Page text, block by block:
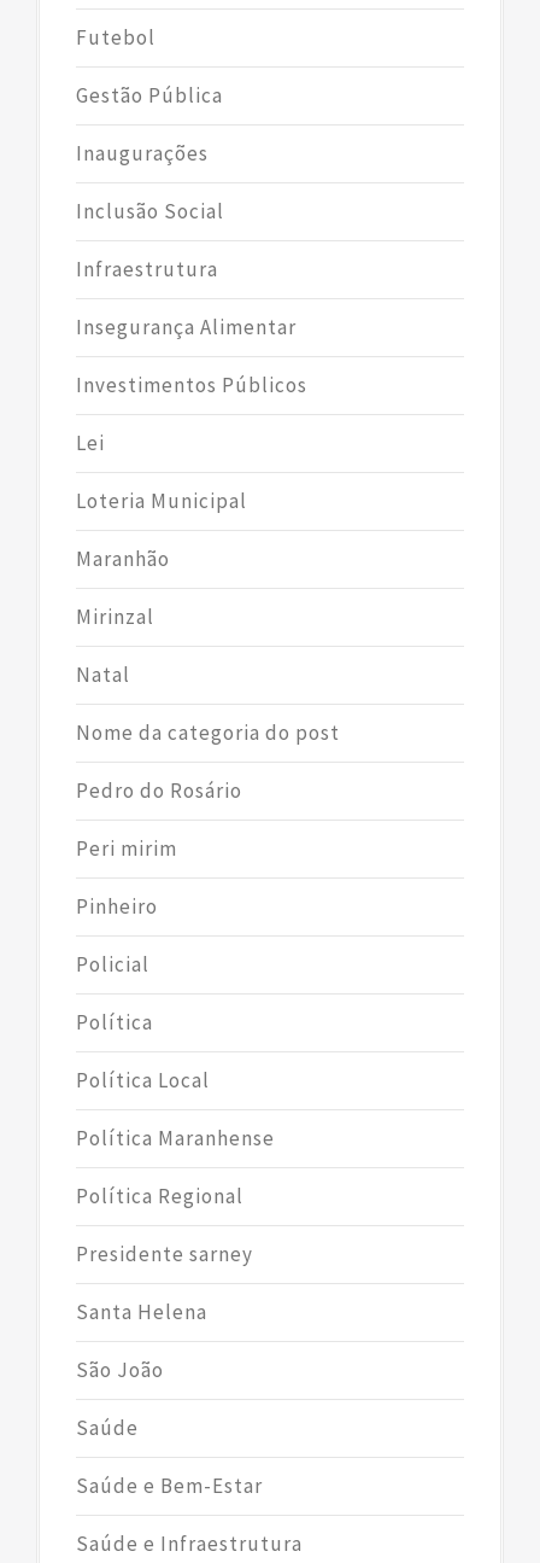
Futebol
Gestão Pública
Inaugurações
Inclusão Social
Infraestrutura
Insegurança Alimentar
Investimentos Públicos
Lei
Loteria Municipal
Maranhão
Mirinzal
Natal
Nome da categoria do post
Pedro do Rosário
Peri mirim
Pinheiro
Policial
Política
Política Local
Política Maranhense
Política Regional
Presidente sarney
Santa Helena
São João
Saúde
Saúde e Bem-Estar
Saúde e Infraestrutura